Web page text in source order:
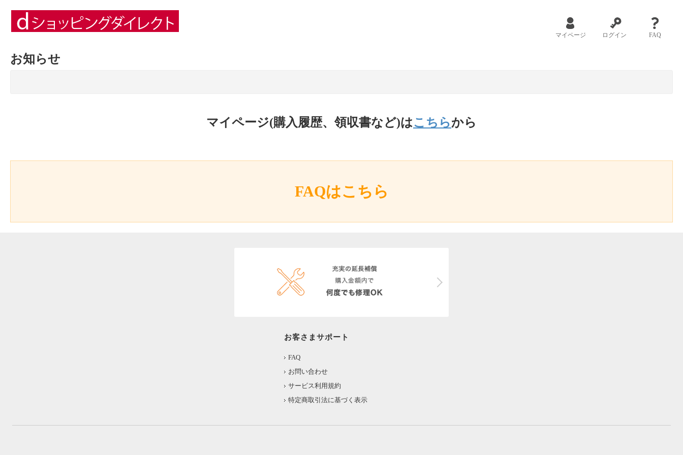
マイページ ログイン FAQ
お知らせ
マイページ(購入履歴、領収書など)はこちらから
FAQはこちら
お客さまサポート
FAQ
お問い合わせ
サービス利用規約
特定商取引法に基づく表示